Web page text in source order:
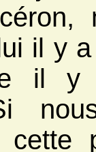
il y
il
cette